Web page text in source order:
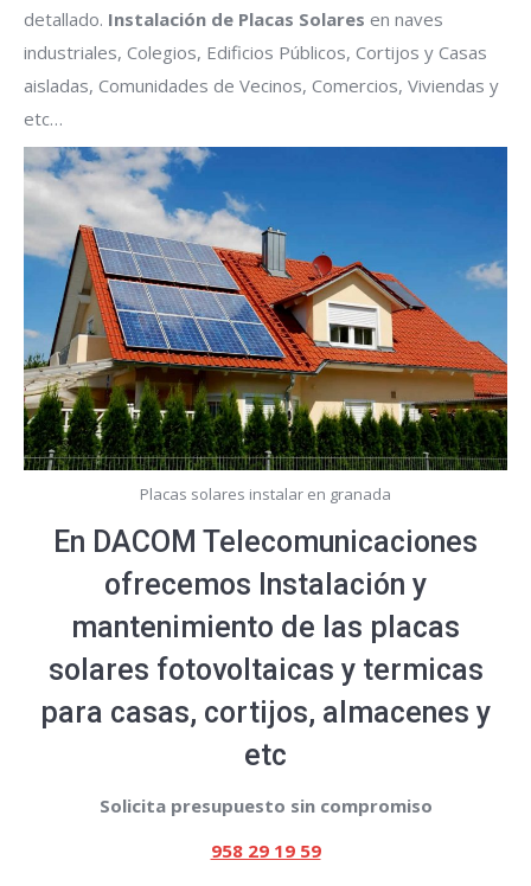
detallado. Instalación de Placas Solares en naves
industriales, Colegios, Edificios Públicos, Cortijos y Casas
aisladas, Comunidades de Vecinos, Comercios, Viviendas y
etc…
Placas solares instalar en granada
En DACOM Telecomunicaciones
ofrecemos Instalación y
mantenimiento de las placas
solares fotovoltaicas y termicas
para casas, cortijos, almacenes y
etc
Solicita presupuesto sin compromiso
958 29 19 59